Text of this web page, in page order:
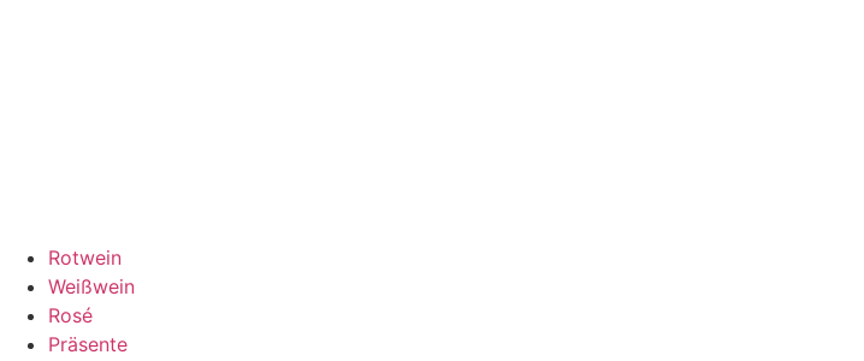
Rotwein
Weißwein
Rosé
Präsente